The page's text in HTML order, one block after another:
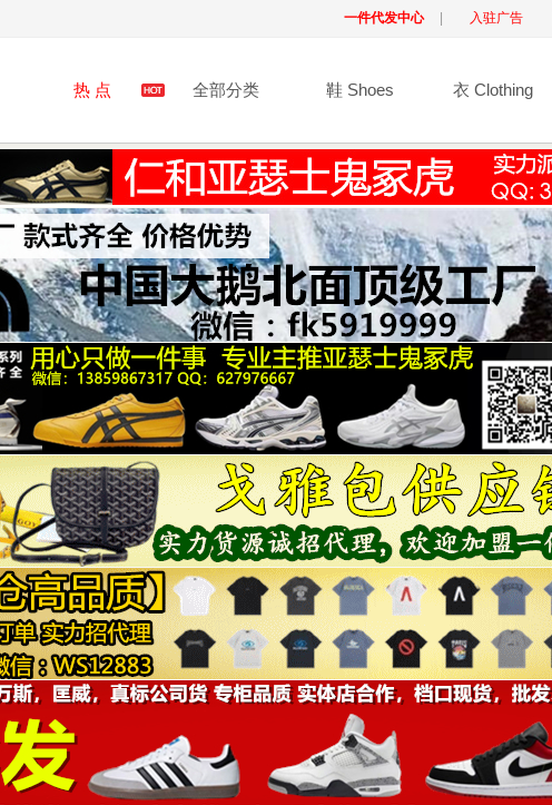
一件代发中心 入驻广告
热 点 全部分类 鞋 Shoes 衣 Clothing